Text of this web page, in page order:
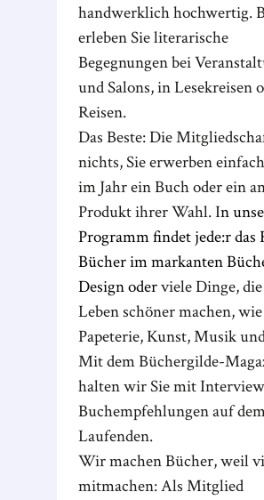
handwerklich hochwertig.
erleben Sie literarische
Begegnungen bei
und Salons, in Lesekreisen
Reisen.
Das Beste: Die
nichts, Sie erwerben
im Jahr ein Buch oder ein
Produkt ihrer Wahl. In
Programm findet jede:r das
Bücher im markanten
Design oderviele Dinge, die
Leben schöner machen, wie
Papeterie, Kunst, Musik
Mit dem Büchergilde-
halten wir Sie mit
Buchempfehlungen auf
Laufenden.
Wir machen Bücher, weil
mitmachen: Als Mitglied